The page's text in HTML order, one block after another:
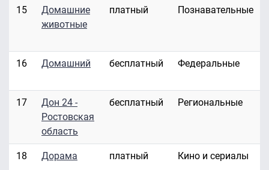
15
Домашние
животные
платный Познавательные
16 Домашний бесплатный Федеральные
17
Дон 24 -
Ростовская
область
бесплатный Региональные
18 Дорама платный Кино и сериалы